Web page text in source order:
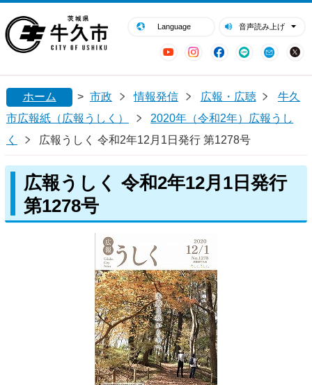
Language 音声読み上げ
YouTubeInstagram
Facebook
LINE Mail
閉じる
ホーム > 市政 情報発信 広報・広聴
牛久
市広報紙（広報うしく）
2020年（令和2年）広報うし
く
広報うしく 令和2年12月1日発行 第1278号
広報うしく 令和2年12月1日発行
第1278号